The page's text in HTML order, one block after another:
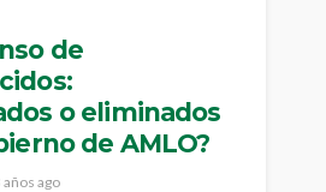
de
o eliminados
de AMLO?
años ago